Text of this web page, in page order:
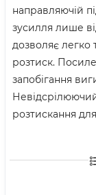
направляючій
зусилля лише
дозволяє
розтиск.
запобігання
розтискання